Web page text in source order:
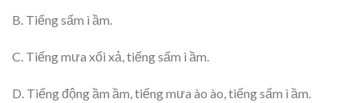
B. Tiếng sấm ì ầm.
C. Tiếng mưa xối xả, tiếng sấm ì ầm.
D. Tiếng động ầm ầm, tiếng mưa ào ào, tiếng sấm ì ầm.